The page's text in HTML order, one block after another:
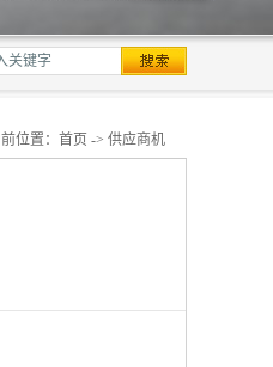
位置： 首页 -> 供应商机